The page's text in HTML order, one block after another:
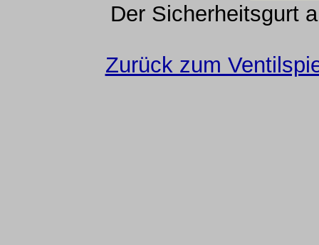
Der Sicherheitsgurt
Zurück zum